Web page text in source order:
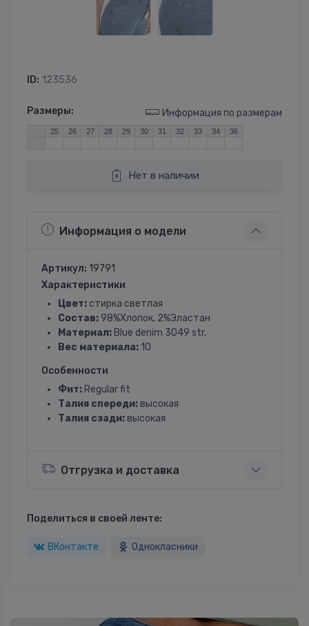
ID: 123536
Размеры: Информация по размерам
25 26 27 28 29 30 31 32 33 34 36
Нет в наличии
Информация о модели
Артикул: 19791
Характеристики
Цвет: стирка светлая
Состав: 98%Хлопок, 2%Эластан
Материал: Blue denim 3049 str.
Вес материала: 10
Особенности
Фит: Regular fit
Талия спереди: высокая
Талия сзади: высокая
Отгрузка и доставка
Поделиться в своей ленте:
ВКонтакте Однокласники